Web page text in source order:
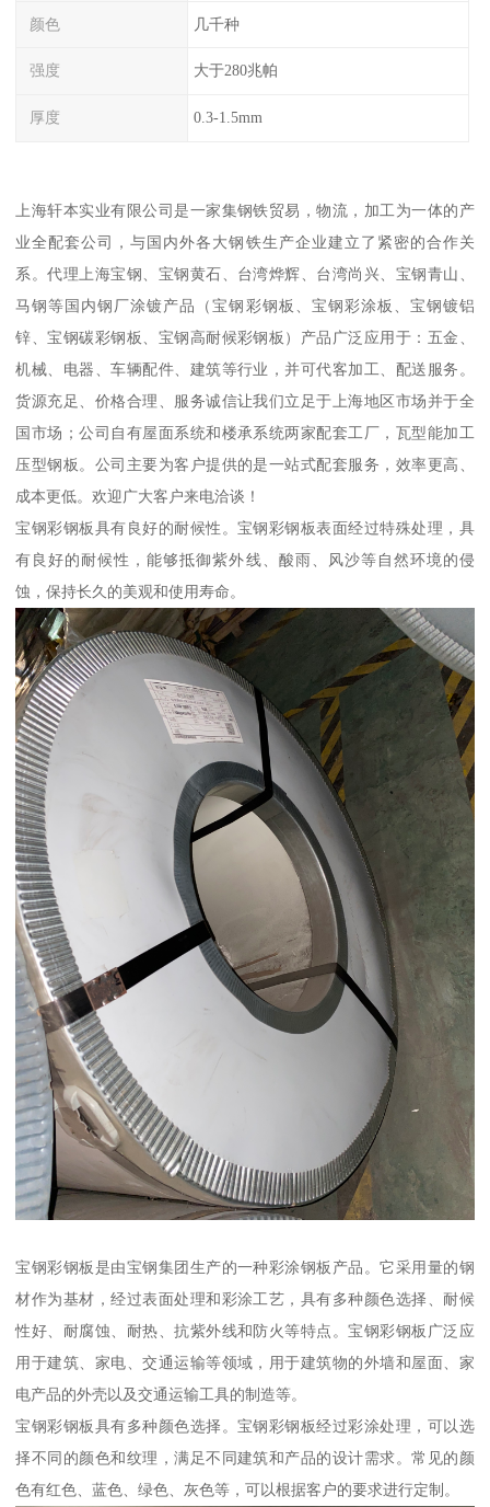
颜色 几千种
强度 大于280兆帕
厚度 0.3-1.5mm
上海轩本实业有限公司是一家集钢铁贸易，物流，加工为一体的产
业全配套公司，与国内外各大钢铁生产企业建立了紧密的合作关
系。代理上海宝钢、宝钢黄石、台湾烨辉、台湾尚兴、宝钢青山、
马钢等国内钢厂涂镀产品（宝钢彩钢板、宝钢彩涂板、宝钢镀铝
锌、宝钢碳彩钢板、宝钢高耐候彩钢板）产品广泛应用于：五金、
机械、电器、车辆配件、建筑等行业，并可代客加工、配送服务。
货源充足、价格合理、服务诚信让我们立足于上海地区市场并于全
国市场；公司自有屋面系统和楼承系统两家配套工厂，瓦型能加工
压型钢板。公司主要为客户提供的是一站式配套服务，效率更高、
成本更低。欢迎广大客户来电洽谈！
宝钢彩钢板具有良好的耐候性。宝钢彩钢板表面经过特殊处理，具
有良好的耐候性，能够抵御紫外线、酸雨、风沙等自然环境的侵
蚀，保持长久的美观和使用寿命。
宝钢彩钢板是由宝钢集团生产的一种彩涂钢板产品。它采用量的钢
材作为基材，经过表面处理和彩涂工艺，具有多种颜色选择、耐候
性好、耐腐蚀、耐热、抗紫外线和防火等特点。宝钢彩钢板广泛应
用于建筑、家电、交通运输等领域，用于建筑物的外墙和屋面、家
电产品的外壳以及交通运输工具的制造等。
宝钢彩钢板具有多种颜色选择。宝钢彩钢板经过彩涂处理，可以选
择不同的颜色和纹理，满足不同建筑和产品的设计需求。常见的颜
色有红色、蓝色、绿色、灰色等，可以根据客户的要求进行定制。